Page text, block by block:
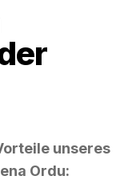
unseres
Ordu: